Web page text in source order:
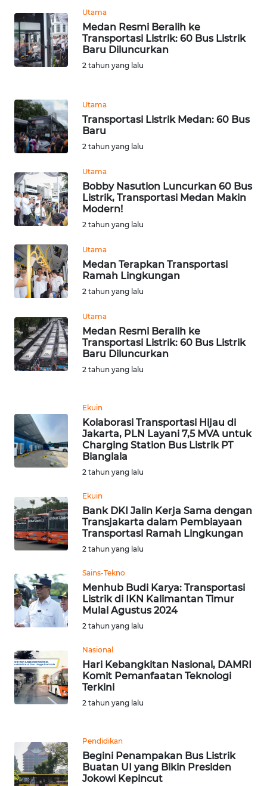
Utama
Medan Resmi Beralih ke
Transportasi Listrik: 60 Bus Listrik
Baru Diluncurkan
2 tahun yang lalu
Utama
Transportasi Listrik Medan: 60 Bus
Baru
2 tahun yang lalu
Utama
Bobby Nasution Luncurkan 60 Bus
Listrik, Transportasi Medan Makin
Modern!
2 tahun yang lalu
Utama
Medan Terapkan Transportasi
Ramah Lingkungan
2 tahun yang lalu
Utama
Medan Resmi Beralih ke
Transportasi Listrik: 60 Bus Listrik
Baru Diluncurkan
2 tahun yang lalu
Ekuin
Kolaborasi Transportasi Hijau di
Jakarta, PLN Layani 7,5 MVA untuk
Charging Station Bus Listrik PT
Bianglala
2 tahun yang lalu
Ekuin
Bank DKI Jalin Kerja Sama dengan
Transjakarta dalam Pembiayaan
Transportasi Ramah Lingkungan
2 tahun yang lalu
Sains-Tekno
Menhub Budi Karya: Transportasi
Listrik di IKN Kalimantan Timur
Mulai Agustus 2024
2 tahun yang lalu
Nasional
Hari Kebangkitan Nasional, DAMRI
Komit Pemanfaatan Teknologi
Terkini
2 tahun yang lalu
Pendidikan
Begini Penampakan Bus Listrik
Buatan UI yang Bikin Presiden
Jokowi Kepincut
PEDOMAN
MEDIA
SIBER
KARIR
DISCLAIMER
Wahana
News
Regional
SUMUT
WN
JAKARTA
WN
JABAR
WN
WN
NTT
WN
KEPRI
WN
PAPUA
WN
BARAT
WN
RIAU
SERAMBI
WN
JAMBI
SULTRA
WN